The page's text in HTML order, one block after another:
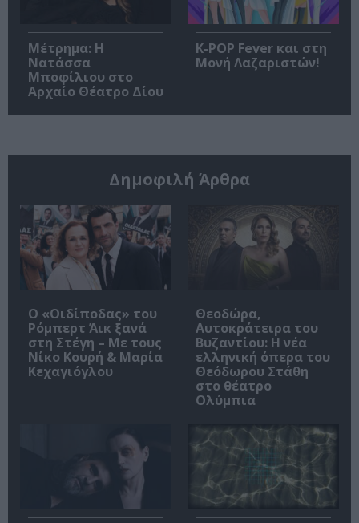
Μέτρημα: Η
Νατάσσα
Μποφίλιου στο
Αρχαίο Θέατρο Δίου
K-POP Fever και στη
Μονή Λαζαριστών!
Δημοφιλή Άρθρα
O «Οιδίποδας» του
Ρόμπερτ Άικ ξανά
στη Στέγη – Με τους
Νίκο Κουρή & Μαρία
Κεχαγιόγλου
Θεοδώρα,
Αυτοκράτειρα του
Βυζαντίου: Η νέα
ελληνική όπερα του
Θεόδωρου Στάθη
στο θέατρο
Ολύμπια